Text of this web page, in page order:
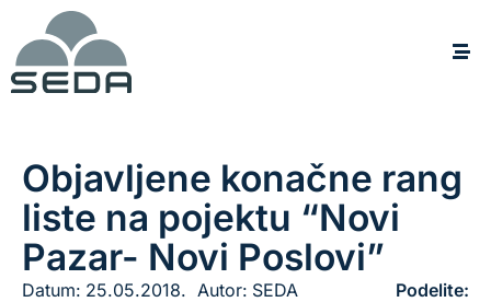
Objavljene konačne rang
liste na pojektu “Novi
Pazar- Novi Poslovi”
Datum: 25.05.2018. Autor: SEDA Podelite: